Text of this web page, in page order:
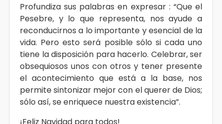
Profundiza sus palabras en expresar : “Que el
Pesebre, y lo que representa, nos ayude a
reconducirnos a lo importante y esencial de la
vida. Pero esto será posible sólo si cada uno
tiene la disposición para hacerlo. Celebrar, ser
obsequiosos unos con otros y tener presente
el acontecimiento que está a la base, nos
permite sintonizar mejor con el querer de Dios;
sólo así, se enriquece nuestra existencia”.
¡Feliz Navidad para todos!